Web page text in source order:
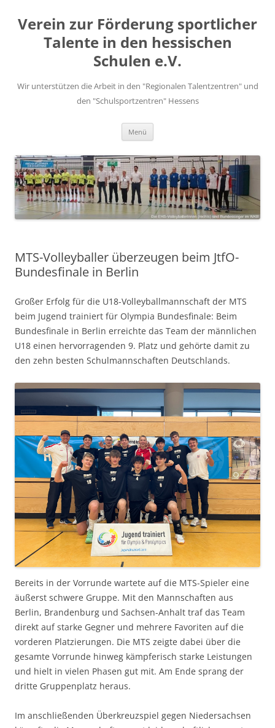
springen
Verein zur Förderung sportlicher
Talente in den hessischen
Schulen e.V.
Wir unterstützen die Arbeit in den "Regionalen Talentzentren" und
den "Schulsportzentren" Hessens
Menü
MTS-Volleyballer überzeugen beim JtfO-
Bundesfinale in Berlin
Großer Erfolg für die U18-Volleyballmannschaft der MTS
beim Jugend trainiert für Olympia Bundesfinale: Beim
Bundesfinale in Berlin erreichte das Team der männlichen
U18 einen hervorragenden 9. Platz und gehörte damit zu
den zehn besten Schulmannschaften Deutschlands.
Bereits in der Vorrunde wartete auf die MTS-Spieler eine
äußerst schwere Gruppe. Mit den Mannschaften aus
Berlin, Brandenburg und Sachsen-Anhalt traf das Team
direkt auf starke Gegner und mehrere Favoriten auf die
vorderen Platzierungen. Die MTS zeigte dabei über die
gesamte Vorrunde hinweg kämpferisch starke Leistungen
und hielt in vielen Phasen gut mit. Am Ende sprang der
dritte Gruppenplatz heraus.
Im anschließenden Überkreuzspiel gegen Niedersachsen